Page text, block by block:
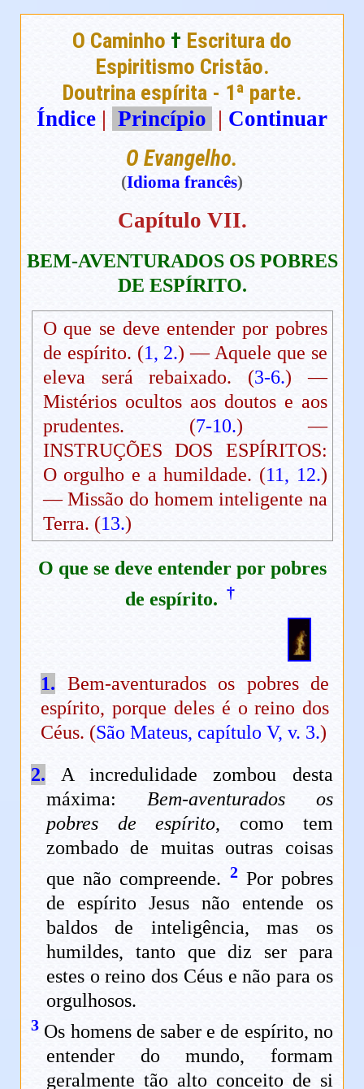
O Caminho † Escritura do
Espiritismo Cristão.
Doutrina espírita - 1ª parte.
Índice | Princípio | Continuar
O Evangelho.
(Idioma francês)
Capítulo VII.
BEM-AVENTURADOS OS POBRES
DE ESPÍRITO.
O que se deve entender por pobres
de espírito. (1, 2.) — Aquele que se
eleva será rebaixado. (3-6.) —
Mistérios ocultos aos doutos e aos
prudentes. (7-10.) —
INSTRUÇÕES DOS ESPÍRITOS:
O orgulho e a humildade. (11, 12.)
— Missão do homem inteligente na
Terra. (13.)
O que se deve entender por pobres
de espírito. †
1. Bem-aventurados os pobres de
espírito, porque deles é o reino dos
Céus. (São Mateus, capítulo V, v. 3.)
2. A incredulidade zombou desta
máxima: Bem-aventurados os
pobres de espírito, como tem
zombado de muitas outras coisas
que não compreende. 2Por pobres
de espírito Jesus não entende os
baldos de inteligência, mas os
humildes, tanto que diz ser para
estes o reino dos Céus e não para os
orgulhosos.
3 Os homens de saber e de espírito, no
entender do mundo, formam
geralmente tão alto conceito de si